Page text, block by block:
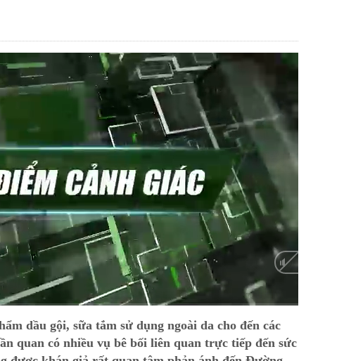
dầu gội, sữa tắm sử dụng ngoài da cho đến các
quan có nhiều vụ bê bối liên quan trực tiếp đến sức